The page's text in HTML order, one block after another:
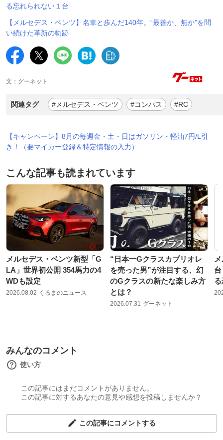
る忘れられない１台
【メルセデス・ベンツ】名車と歩んだ140年。“最善か、無か”を問
い続けた革新の軌跡
文：グーネット
関連タグ #メルセデス・ベンツ #コンパス #RC
【キャンペーン】8月の毎週金・土・日はガソリン・軽油7円/L引
き！（要マイカー登録＆特定情報の入力）
こんな記事も読まれています
メルセデス・ベンツ新型「G
LA」世界初公開 354馬力の4
WDも設定
2026.08.02 くるまのニュース
“日本一Gクラスカブリオレ
を売った男”が注目する、幻
のGクラスの新たな楽しみ方
とは？
2026.07.31 グーネット
みんなのコメント
使い方
この記事にはまだコメントがありません。
この記事に対するあなたの意見や感想を投稿しませんか？
この記事にコメントする